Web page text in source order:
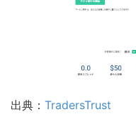
出典： TradersTrust